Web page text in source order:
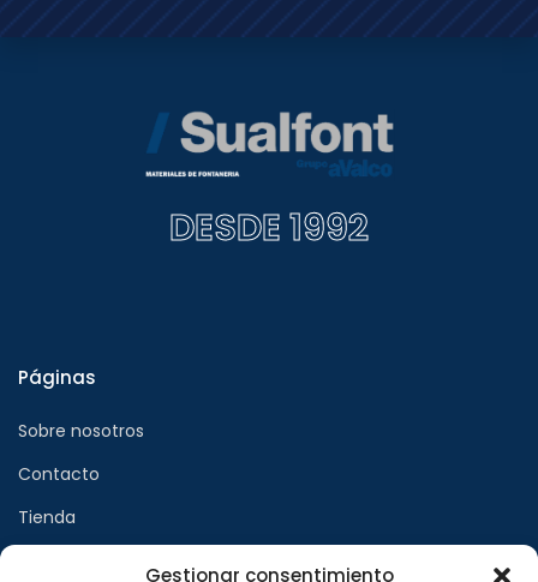
Gestionar consentimiento
DESDE 1992
Páginas
Sobre nosotros
Contacto
Tienda